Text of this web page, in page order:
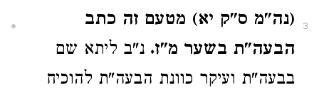
3
(נה"מ ס"ק יא) מטעם זה כתב
הבעה"ת בשער מ"ז. נ"ב ליתא שם
בבעה"ת ועיקר כוונת הבעה"ת להוכיח